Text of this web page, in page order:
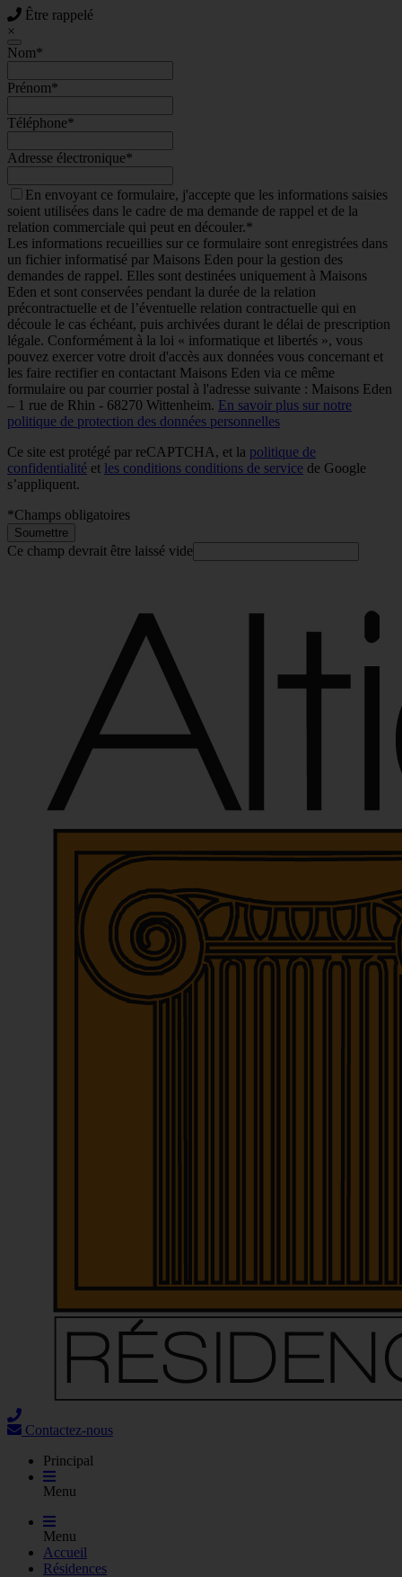
Être rappelé
×
Nom*
Prénom*
Téléphone*
Adresse électronique*
En envoyant ce formulaire, j'accepte que les informations saisies
soient utilisées dans le cadre de ma demande de rappel et de la
relation commerciale qui peut en découler.*
Les informations recueillies sur ce formulaire sont enregistrées dans
un fichier informatisé par Maisons Eden pour la gestion des
demandes de rappel. Elles sont destinées uniquement à Maisons
Eden et sont conservées pendant la durée de la relation
précontractuelle et de l’éventuelle relation contractuelle qui en
découle le cas échéant, puis archivées durant le délai de prescription
légale. Conformément à la loi « informatique et libertés », vous
pouvez exercer votre droit d'accès aux données vous concernant et
les faire rectifier en contactant Maisons Eden via ce même
formulaire ou par courrier postal à l'adresse suivante : Maisons Eden
– 1 rue de Rhin - 68270 Wittenheim. En savoir plus sur notre
politique de protection des données personnelles
Ce site est protégé par reCAPTCHA, et la politique de
confidentialité et les conditions conditions de service de Google
s’appliquent.
*Champs obligatoires
Soumettre
Ce champ devrait être laissé vide
Contactez-nous
Principal
Menu
Menu
Accueil
Résidences